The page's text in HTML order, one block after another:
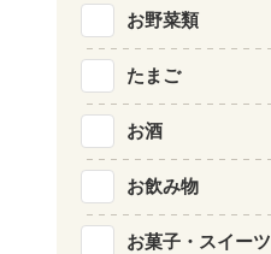
お野菜類
たまご
お酒
お飲み物
お菓子・スイーツ